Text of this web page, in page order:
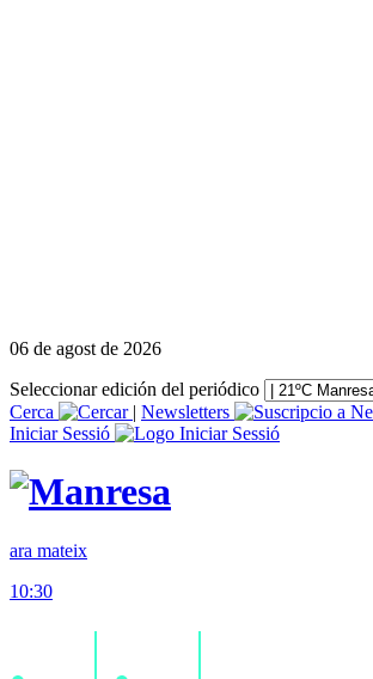
06 de agost de 2026
Seleccionar edición del periódico
Cerca
| Newsletters
Iniciar Sessió
ara mateix
10:30